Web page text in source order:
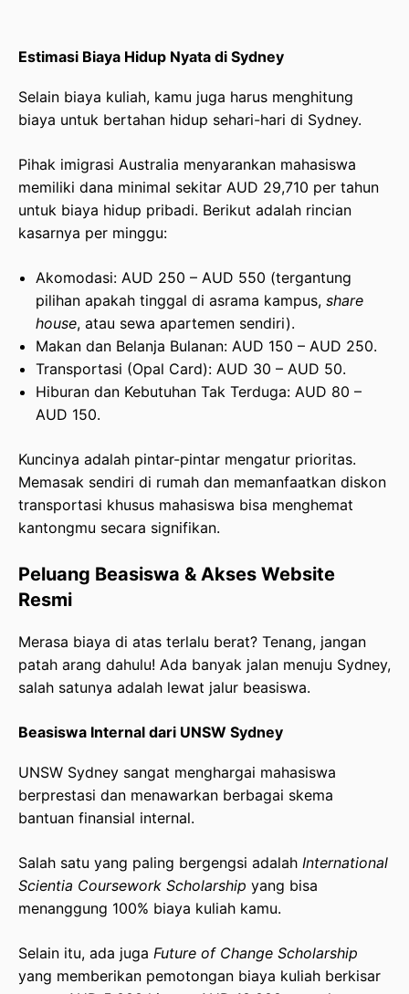
Estimasi Biaya Hidup Nyata di Sydney
Selain biaya kuliah, kamu juga harus menghitung
biaya untuk bertahan hidup sehari-hari di Sydney.
Pihak imigrasi Australia menyarankan mahasiswa
memiliki dana minimal sekitar AUD 29,710 per tahun
untuk biaya hidup pribadi. Berikut adalah rincian
kasarnya per minggu:
Akomodasi: AUD 250 – AUD 550 (tergantung
pilihan apakah tinggal di asrama kampus,share
house, atau sewa apartemen sendiri).
Makan dan Belanja Bulanan: AUD 150 – AUD 250.
Transportasi (Opal Card): AUD 30 – AUD 50.
Hiburan dan Kebutuhan Tak Terduga: AUD 80 –
AUD 150.
Kuncinya adalah pintar-pintar mengatur prioritas.
Memasak sendiri di rumah dan memanfaatkan diskon
transportasi khusus mahasiswa bisa menghemat
kantongmu secara signifikan.
Peluang Beasiswa & Akses Website
Resmi
Merasa biaya di atas terlalu berat? Tenang, jangan
patah arang dahulu! Ada banyak jalan menuju Sydney,
salah satunya adalah lewat jalur beasiswa.
Beasiswa Internal dari UNSW Sydney
UNSW Sydney sangat menghargai mahasiswa
berprestasi dan menawarkan berbagai skema
bantuan finansial internal.
Salah satu yang paling bergengsi adalah International
Scientia Coursework Scholarship yang bisa
menanggung 100% biaya kuliah kamu.
Selain itu, ada juga Future of Change Scholarship
yang memberikan pemotongan biaya kuliah berkisar